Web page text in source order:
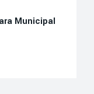
Municipal